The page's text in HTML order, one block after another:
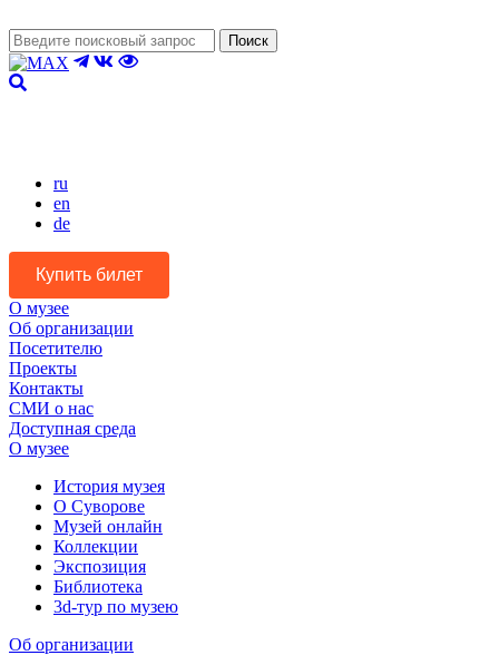
Поиск
ru
en
de
Купить билет
О музее
Об организации
Посетителю
Проекты
Контакты
СМИ о нас
Доступная среда
О музее
История музея
О Суворове
Музей онлайн
Коллекции
Экспозиция
Библиотека
3d-тур по музею
Об организации